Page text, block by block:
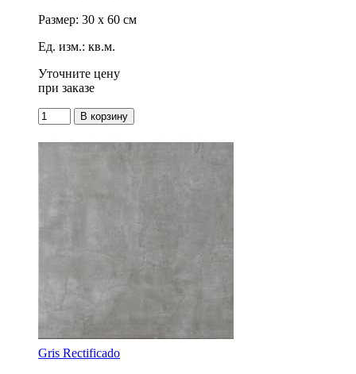
Размер: 30 x 60 см
Ед. изм.: кв.м.
Уточните цену
при заказе
Gris Rectificado